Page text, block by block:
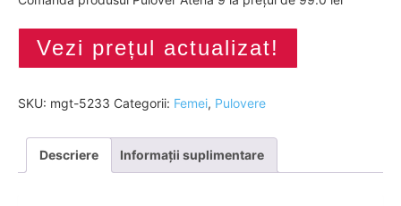
Vezi prețul actualizat!
SKU: mgt-5233 Categorii: Femei, Pulovere
Descriere Informații suplimentare